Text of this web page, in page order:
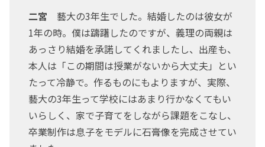
二宮 藝大の3年生でした。結婚したのは彼女が
1年の時。僕は躊躇したのですが、義理の両親は
あっさり結婚を承諾してくれましたし、出産も、
本人は「この期間は授業がないから大丈夫」とい
たって冷静で。作るものにもよりますが、実際、
藝大の3年生って学校にはあまり行かなくてもい
いらしく、家で子育てをしながら課題をこなし、
卒業制作は息子をモデルに石膏像を完成させてい